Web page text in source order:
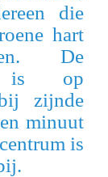
n
die
hart
De
is op
zijnde
minuut
is